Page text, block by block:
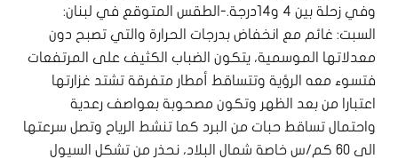
وفي زحلة بين 4 و14درجة.-الطقس المتوقع في لبنان:
السبت: غائم مع انخفاض بدرجات الحرارة والتي تصبح دون
معدلاتها الموسمية، يتكون الضباب الكثيف على المرتفعات
فتسوء معه الرؤية وتتساقط أمطار متفرقة تشتد غزارتها
اعتبارا من بعد الظهر وتكون مصحوبة بعواصف رعدية
واحتمال تساقط حبات من البرد كما تنشط الرياح وتصل سرعتها
الى 60 كم/س خاصة شمال البلاد، نحذر من تشكل السيول